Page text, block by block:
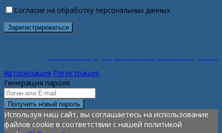
Согласие на обработку персональных данных
Авторизация Регистрация
Генерация пароля
Используя наш сайт, вы соглашаетесь на использование
файлов cookie в соответствии с нашей политикой